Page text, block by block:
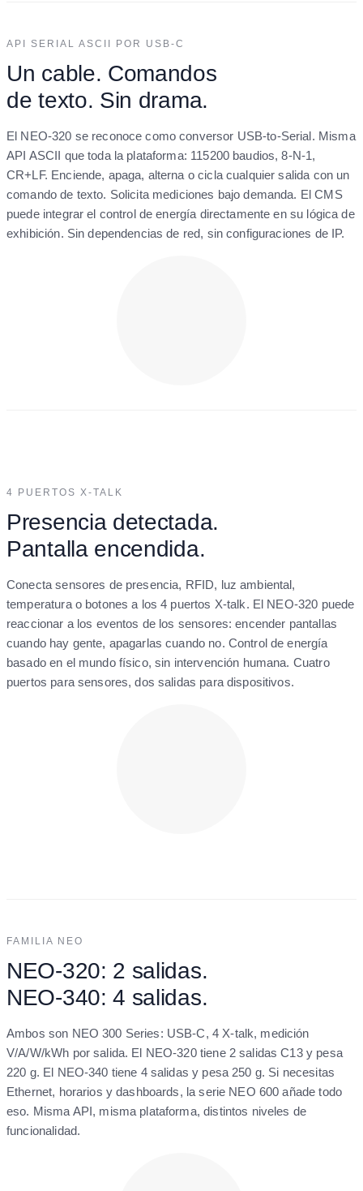
API SERIAL ASCII POR USB-C
Un cable. Comandos
de texto. Sin drama.
El NEO-320 se reconoce como conversor USB-to-Serial. Misma
API ASCII que toda la plataforma: 115200 baudios, 8-N-1,
CR+LF. Enciende, apaga, alterna o cicla cualquier salida con un
comando de texto. Solicita mediciones bajo demanda. El CMS
puede integrar el control de energía directamente en su lógica de
exhibición. Sin dependencias de red, sin configuraciones de IP.
4 PUERTOS X-TALK
Presencia detectada.
Pantalla encendida.
Conecta sensores de presencia, RFID, luz ambiental,
temperatura o botones a los 4 puertos X-talk. El NEO-320 puede
reaccionar a los eventos de los sensores: encender pantallas
cuando hay gente, apagarlas cuando no. Control de energía
basado en el mundo físico, sin intervención humana. Cuatro
puertos para sensores, dos salidas para dispositivos.
FAMILIA NEO
NEO-320: 2 salidas.
NEO-340: 4 salidas.
Ambos son NEO 300 Series: USB-C, 4 X-talk, medición
V/A/W/kWh por salida. El NEO-320 tiene 2 salidas C13 y pesa
220 g. El NEO-340 tiene 4 salidas y pesa 250 g. Si necesitas
Ethernet, horarios y dashboards, la serie NEO 600 añade todo
eso. Misma API, misma plataforma, distintos niveles de
funcionalidad.